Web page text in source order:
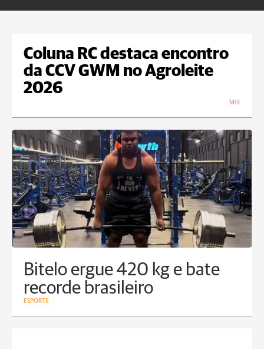
Coluna RC destaca encontro
da CCV GWM no Agroleite
2026
MIX
Bitelo ergue 420 kg e bate
recorde brasileiro
ESPORTE